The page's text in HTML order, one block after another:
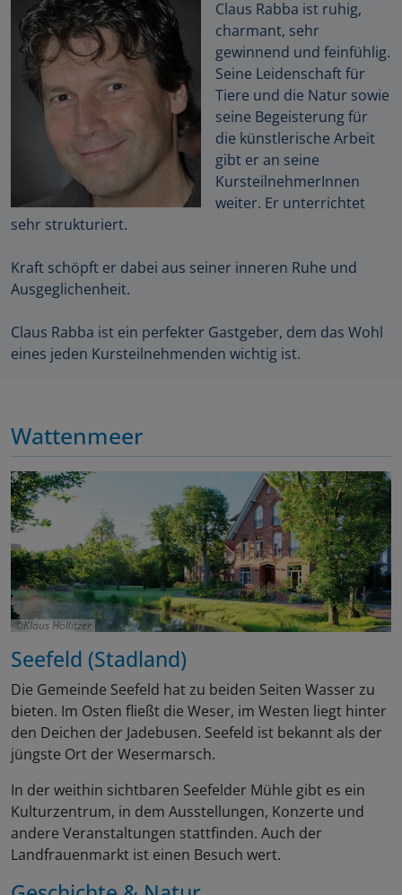
Claus Rabba ist ruhig,
charmant, sehr
gewinnend und feinfühlig.
Seine Leidenschaft für
Tiere und die Natur sowie
seine Begeisterung für
die künstlerische Arbeit
gibt er an seine
KursteilnehmerInnen
weiter. Er unterrichtet
sehr strukturiert.
Kraft schöpft er dabei aus seiner inneren Ruhe und
Ausgeglichenheit.
Claus Rabba ist ein perfekter Gastgeber, dem das Wohl
eines jeden Kursteilnehmenden wichtig ist.
Wattenmeer
Klaus Hollitzer
Seefeld (Stadland)
Die Gemeinde Seefeld hat zu beiden Seiten Wasser zu
bieten. Im Osten fließt die Weser, im Westen liegt hinter
den Deichen der Jadebusen. Seefeld ist bekannt als der
jüngste Ort der Wesermarsch.
In der weithin sichtbaren Seefelder Mühle gibt es ein
Kulturzentrum, in dem Ausstellungen, Konzerte und
andere Veranstaltungen stattfinden. Auch der
Landfrauenmarkt ist einen Besuch wert.